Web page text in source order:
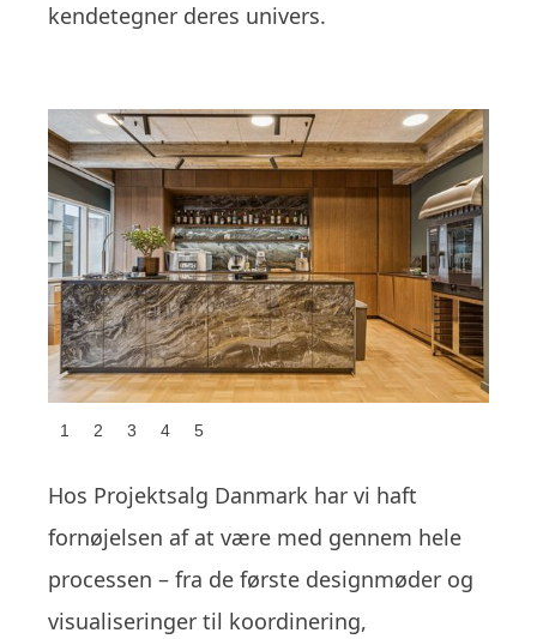
kendetegner deres univers.
1 2 3 4 5
Hos Projektsalg Danmark har vi haft
fornøjelsen af at være med gennem hele
processen – fra de første designmøder og
visualiseringer til koordinering,